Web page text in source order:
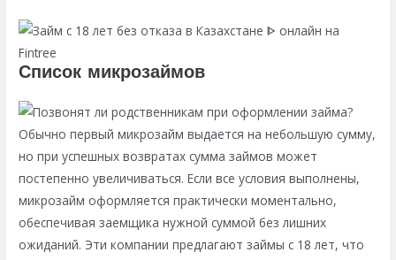
Список микрозаймов
Обычно первый микрозайм выдается на небольшую сумму,
но при успешных возвратах сумма займов может
постепенно увеличиваться. Если все условия выполнены,
микрозайм оформляется практически моментально,
обеспечивая заемщика нужной суммой без лишних
ожиданий. Эти компании предлагают займы с 18 лет, что